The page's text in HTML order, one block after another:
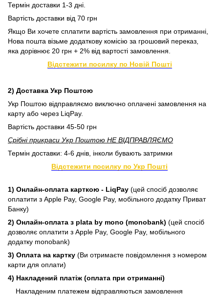
Термін доставки 1-3 дні.
Вартість доставки від 70 грн
Якщо Ви хочете сплатити вартість замовлення при отриманні,
Нова пошта візьме додаткову комісію за грошовий переказ,
яка дорівнює 20 грн + 2% від вартості замовлення.
Відстежити посилку по Новій Пошті
2) Доставка Укр Поштою
Укр Поштою відправляємо виключно оплачені замовлення на
карту або через LiqPay.
Вартість доставки 45-50 грн
Срібні прикраси Укр Поштою НЕ ВІДПРАВЛЯЄМО
Термін доставки: 4-6 днів, інколи бувають затримки
Відстежити посилку по Укр Пошті
1) Онлайн-оплата карткою - LiqPay (цей спосіб дозволяє
оплатити з Apple Pay, Google Pay, мобільного додатку Приват
Банку)
2) Онлайн-оплата з plata by mono (monobank) (цей спосіб
дозволяє оплатити з Apple Pay, Google Pay, мобільного
додатку monobank)
3) Оплата на картку (Ви отримаєте повідомлення з номером
карти для оплати)
4) Накладений платіж (оплата при отриманні)
Накладеним платежем відправляються замовлення